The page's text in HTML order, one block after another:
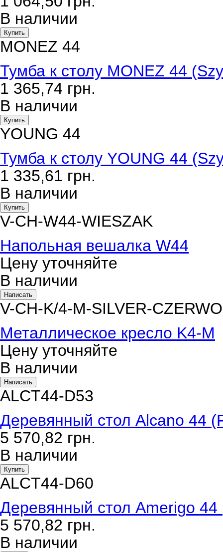
В наличии
Купить
MONEZ 44
Тумба к столу MONEZ 44
1 365,74 грн.
В наличии
Купить
YOUNG 44
Тумба к столу YOUNG 44
1 335,61 грн.
В наличии
Купить
V-CH-W44-WIESZAK
Напольная вешалка W44
Цену уточняйте
В наличии
Написать
V-CH-K/4-M-SILVER-
Металлическое кресло K4-M
Цену уточняйте
В наличии
Написать
ALCT44-D53
Деревянный стол Alcano 44
5 570,82 грн.
В наличии
Купить
ALCT44-D60
Деревянный стол Amerigo 44
5 570,82 грн.
В наличии